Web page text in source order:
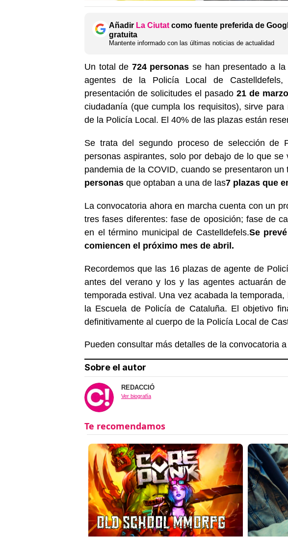
Añadir La Ciutat como fuente preferida de
gratuita
Mantente informado con las últimas noticias de actualidad
Un total de 724 personas se han presentado a
agentes de la Policía Local de
presentación de solicitudes el pasado21 de marzo
ciudadanía (que cumpla los requisitos), sirve
de la Policía Local. El 40% de las plazas están
Se trata del segundo proceso de selección de
personas aspirantes, solo por debajo de lo que
pandemia de la COVID, cuando se presentaron
personas que optaban a una de las7 plazas que
La convocatoria ahora en marcha cuenta con un
tres fases diferentes: fase de oposición; fase de
en el término municipal de Castelldefels.Se
comiencen el próximo mes de abril.
Recordemos que las 16 plazas de agente de
antes del verano y los y las agentes actuarán
temporada estival. Una vez acabada la
la Escuela de Policía de Cataluña. El objetivo
definitivamente al cuerpo de la Policía Local de
Pueden consultar más detalles de la convocatoria
Sobre el autor
REDACCIÓ
Ver biografía